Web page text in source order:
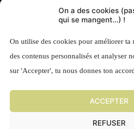
On a des cookies
qui se mangent...) !
On utilise des cookies pour améliorer ta
des contenus personnalisés et analyser
sur 'Accepter', tu nous donnes ton
ACCEPTER
REFUSER